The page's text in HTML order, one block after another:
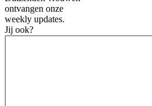
ontvangen onze
weekly updates.
Jij ook?